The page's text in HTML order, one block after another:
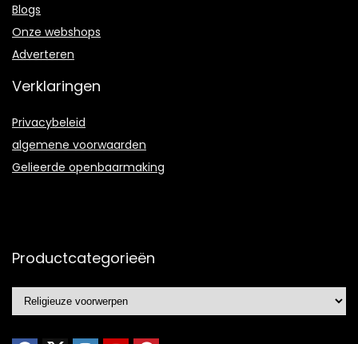
Blogs
Onze webshops
Adverteren
Verklaringen
Privacybeleid
algemene voorwaarden
Gelieerde openbaarmaking
Productcategorieën